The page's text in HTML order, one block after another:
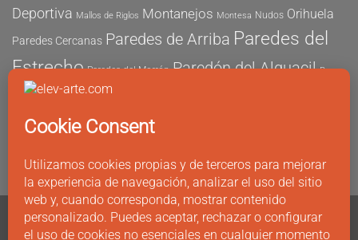
Deportiva Mallos de Riglos Montanejos Montesa Nudos Orihuela
Paredes Cercanas Paredes de Arriba Paredes del
Estrecho Paredes del Morrón Paredón del Alguacil Pau
Vicent Peña María Peñón de Ifach
Este Sector Sur Sector Tubo Seguridad
Fuertes Álvaro Vernich